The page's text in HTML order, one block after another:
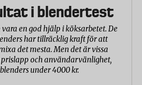
i blendertest
en god hjälp i köksarbetet. De
har tillräcklig kraft för att
det mesta. Men det är vissa
och användarvänlighet,
under 4000 kr.